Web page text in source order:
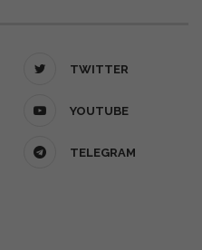
TWITTER
YOUTUBE
TELEGRAM